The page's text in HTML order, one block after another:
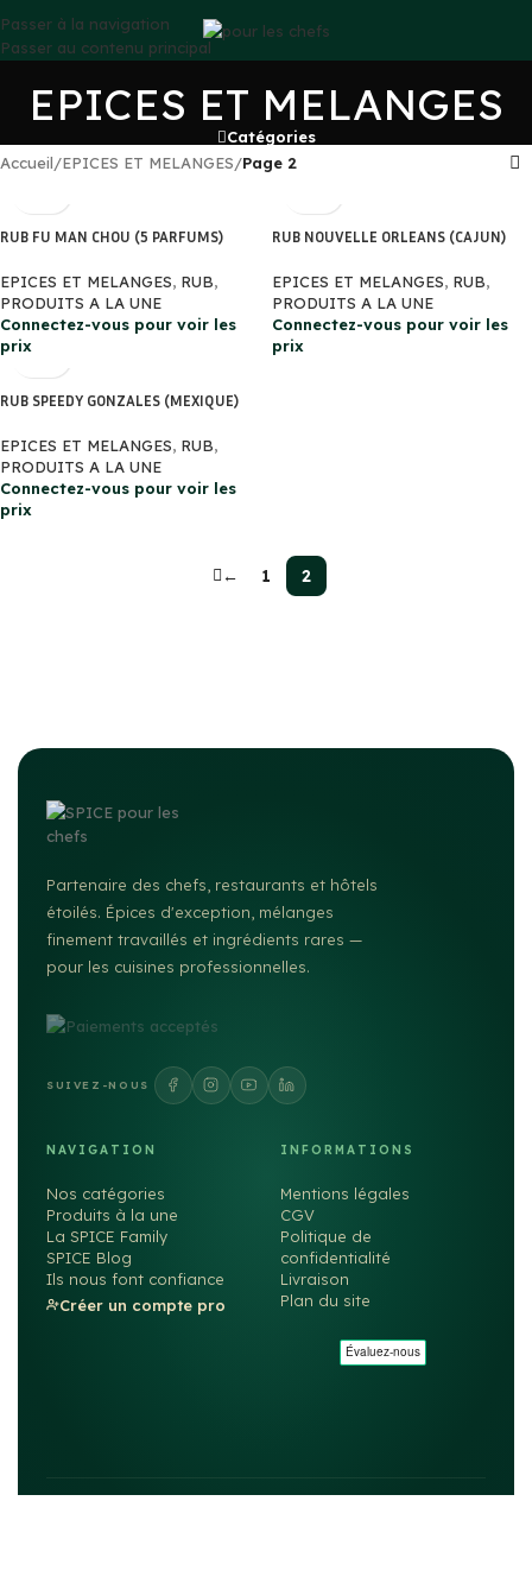
Passer à la navigation
Passer au contenu principal
EPICES ET MELANGES
Catégories
Accueil/EPICES ET MELANGES/Page 2
RUB FU MAN CHOU (5 PARFUMS)
EPICES ET MELANGES, RUB,
PRODUITS A LA UNE
Connectez-vous pour voir les
prix
RUB NOUVELLE ORLEANS (CAJUN)
EPICES ET MELANGES, RUB,
PRODUITS A LA UNE
Connectez-vous pour voir les
prix
RUB SPEEDY GONZALES (MEXIQUE)
EPICES ET MELANGES, RUB,
PRODUITS A LA UNE
Connectez-vous pour voir les
prix
← 1 2
Partenaire des chefs, restaurants et hôtels
étoilés. Épices d'exception, mélanges
finement travaillés et ingrédients rares —
pour les cuisines professionnelles.
SUIVEZ-NOUS
NAVIGATION
Nos catégories
Produits à la une
La SPICE Family
SPICE Blog
Ils nous font confiance
Créer un compte pro
INFORMATIONS
Mentions légales
CGV
Politique de
confidentialité
Livraison
Plan du site